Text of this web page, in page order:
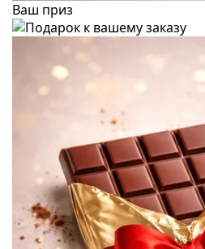
Ваш приз